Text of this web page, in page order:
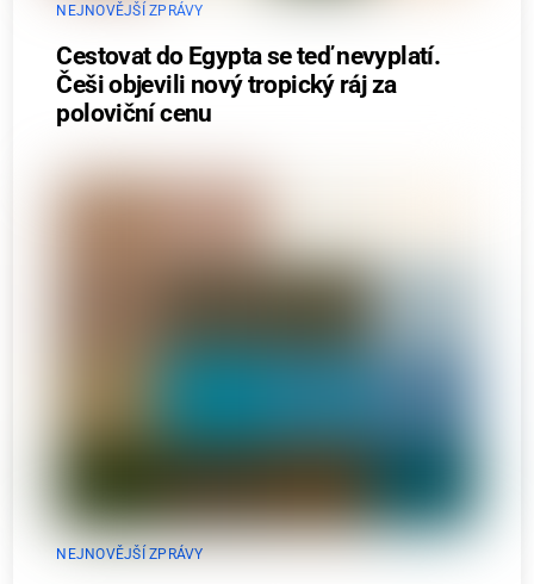
NEJNOVĚJŠÍ ZPRÁVY
Cestovat do Egypta se teď nevyplatí.
Češi objevili nový tropický ráj za
poloviční cenu
NEJNOVĚJŠÍ ZPRÁVY